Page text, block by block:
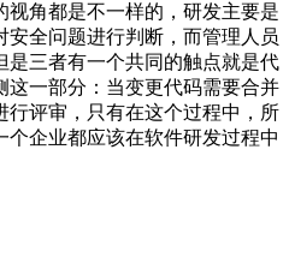
角都是不一样的，研发主要是
全问题进行判断，而管理人员
是三者有一个共同的触点就是代
这一部分：当变更代码需要合并
行评审，只有在这个过程中，所
企业都应该在软件研发过程中